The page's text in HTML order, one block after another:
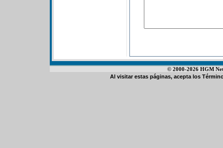
© 2000-2026 HGM
Al visitar estas páginas, acepta los